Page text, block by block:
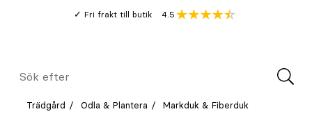
Fri frakt till butik
Genomsnitt
4.5
Meny
Sök
Trädgård Odla & Plantera Markduk & Fiberduk